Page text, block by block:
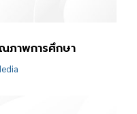
ภาพการศึกษา